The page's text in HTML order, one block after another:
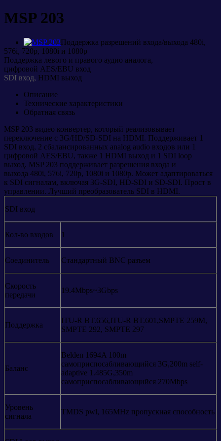
MSP 203
Поддержка разрешений входа/выхода 480i,
576i, 720p, 1080i и 1080p
Поддержка левого и правого аудио аналога,
цифровой AES/EBU вход
SDI вход, HDMI выход
Описание
Технические характеристики
Обратная связь
MSP 203 видео конвертер, который реализовывает
переключение с 3G/HD/SD-SDI на HDMI. Поддерживает 1
SDI вход, 2 сбалансированных analog audio входов или 1
цифровой AES/EBU, также 1 HDMI выход и 1 SDI loop
выход. MSP 203 поддерживает разрешения входа и
выхода 480i, 576i, 720p, 1080i и 1080p. Может адаптироваться
к SDI сигналам, включая 3G-SDI, HD-SDI и SD-SDI. Прост в
управлении. Лучший преобразователь SDI в HDMI.
SDI вход
Кол-во входов 1
Соединитель Стандартный BNC разъем
Скорость
передачи
19.4Mbps~3Gbps
Поддержка
ITU-R BT.656,ITU-R BT.601,SMPTE 259M,
SMPTE 292, SMPTE 297
Баланс
Belden 1694A 100m
самоприспосабливающийся 3G,200m self-
adaptive 1.485G,350m
самоприспосабливающийся 270Mbps
Уровень
сигнала
TMDS pwl, 165MHz пропускная способность